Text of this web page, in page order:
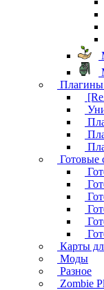
Плагины
Готовые
Карты
Моды
Разное
Zombie